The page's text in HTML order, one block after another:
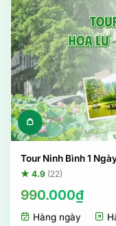
Tour Ninh Bình 1
★ 4.9 (22)
990.000₫
Hàng ngày